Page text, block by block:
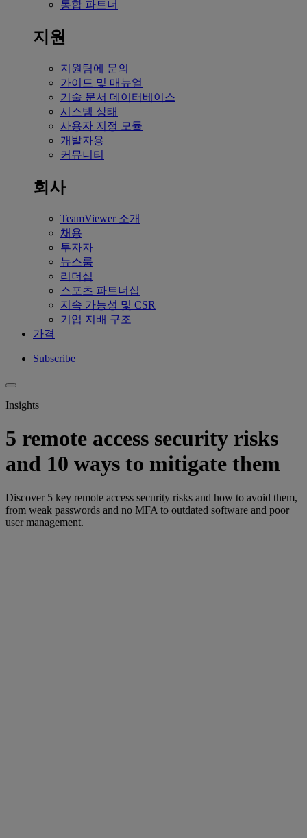
통합 파트너
지원
지원팀에 문의
가이드 및 매뉴얼
기술 문서 데이터베이스
시스템 상태
사용자 지정 모듈
개발자용
커뮤니티
회사
TeamViewer 소개
채용
투자자
뉴스룸
리더십
스포츠 파트너십
지속 가능성 및 CSR
기업 지배 구조
가격
Subscribe
Insights
5 remote access security risks
and 10 ways to mitigate them
Discover 5 key remote access security risks and how to avoid them,
from weak passwords and no MFA to outdated software and poor
user management.